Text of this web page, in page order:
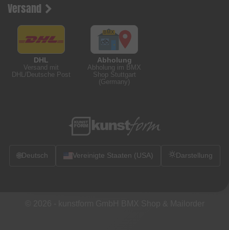
Versand
DHL
Versand mit
DHL/Deutsche Post
Abholung
Abholung im BMX
Shop Stuttgart
(Germany)
🌐Deutsch Vereinigte Staaten (USA) Darstellung